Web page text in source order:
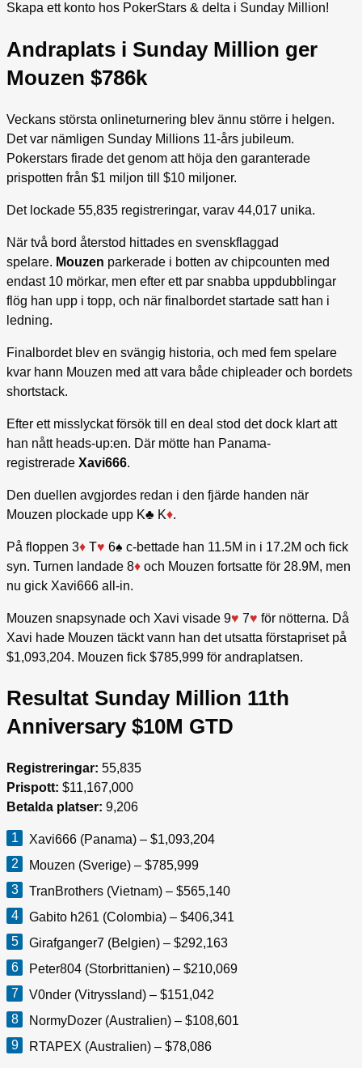
Skapa ett konto hos PokerStars & delta i Sunday Million!
Andraplats i Sunday Million ger
Mouzen $786k
Veckans största onlineturnering blev ännu större i helgen.
Det var nämligen Sunday Millions 11-års jubileum.
Pokerstars firade det genom att höja den garanterade
prispotten från $1 miljon till $10 miljoner.
Det lockade 55,835 registreringar, varav 44,017 unika.
När två bord återstod hittades en svenskflaggad
spelare. Mouzen parkerade i botten av chipcounten med
endast 10 mörkar, men efter ett par snabba uppdubblingar
flög han upp i topp, och när finalbordet startade satt han i
ledning.
Finalbordet blev en svängig historia, och med fem spelare
kvar hann Mouzen med att vara både chipleader och bordets
shortstack.
Efter ett misslyckat försök till en deal stod det dock klart att
han nått heads-up:en. Där mötte han Panama-
registrerade Xavi666.
Den duellen avgjordes redan i den fjärde handen när
Mouzen plockade upp K♣ K♦.
På floppen 3♦ T♥ 6♠ c-bettade han 11.5M in i 17.2M och fick
syn. Turnen landade 8♦ och Mouzen fortsatte för 28.9M, men
nu gick Xavi666 all-in.
Mouzen snapsynade och Xavi visade 9♥ 7♥ för nötterna. Då
Xavi hade Mouzen täckt vann han det utsatta förstapriset på
$1,093,204. Mouzen fick $785,999 för andraplatsen.
Resultat Sunday Million 11th
Anniversary $10M GTD
Registreringar: 55,835
Prispott: $11,167,000
Betalda platser: 9,206
Xavi666 (Panama) – $1,093,204
Mouzen (Sverige) – $785,999
TranBrothers (Vietnam) – $565,140
Gabito h261 (Colombia) – $406,341
Girafganger7 (Belgien) – $292,163
Peter804 (Storbrittanien) – $210,069
V0nder (Vitryssland) – $151,042
NormyDozer (Australien) – $108,601
RTAPEX (Australien) – $78,086